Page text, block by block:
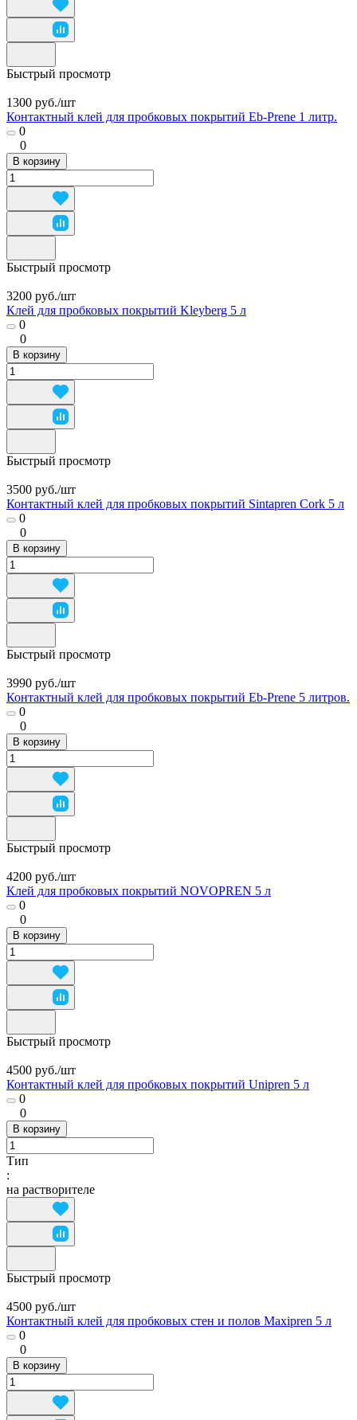
Быстрый просмотр
1300 руб./шт
Контактный клей для пробковых покрытий Eb-Prene 1 литр.
0
0
В корзину
Быстрый просмотр
3200 руб./шт
Клей для пробковых покрытий Kleyberg 5 л
0
0
В корзину
Быстрый просмотр
3500 руб./шт
Контактный клей для пробковых покрытий Sintapren Cork 5 л
0
0
В корзину
Быстрый просмотр
3990 руб./шт
Контактный клей для пробковых покрытий Eb-Prene 5 литров.
0
0
В корзину
Быстрый просмотр
4200 руб./шт
Клей для пробковых покрытий NOVOPREN 5 л
0
0
В корзину
Быстрый просмотр
4500 руб./шт
Контактный клей для пробковых покрытий Unipren 5 л
0
0
В корзину
Тип
:
на растворителе
Быстрый просмотр
4500 руб./шт
Контактный клей для пробковых стен и полов Maxipren 5 л
0
0
В корзину